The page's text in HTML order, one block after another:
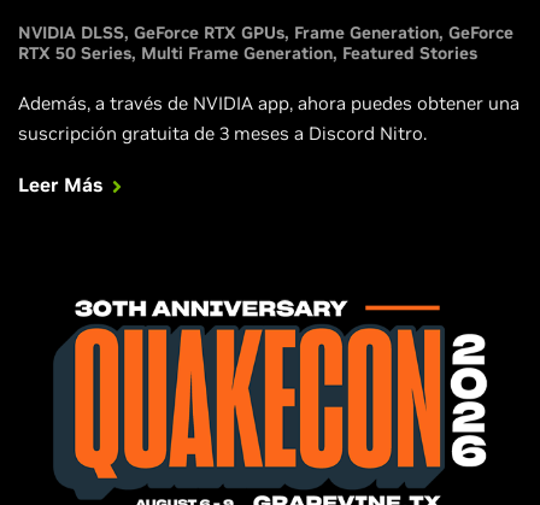
NVIDIA DLSS GeForce RTX GPUs Frame Generation GeForce
RTX 50 Series Multi Frame Generation Featured Stories
Además, a través de NVIDIA app, ahora puedes obtener una
suscripción gratuita de 3 meses a Discord Nitro.
Leer Más